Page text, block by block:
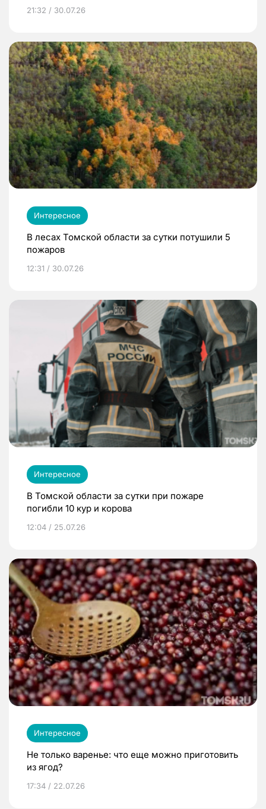
21:32 / 30.07.26
Интересное
В лесах Томской области за сутки потушили 5
пожаров
12:31 / 30.07.26
Интересное
В Томской области за сутки при пожаре
погибли 10 кур и корова
12:04 / 25.07.26
Интересное
Не только варенье: что еще можно приготовить
из ягод?
17:34 / 22.07.26